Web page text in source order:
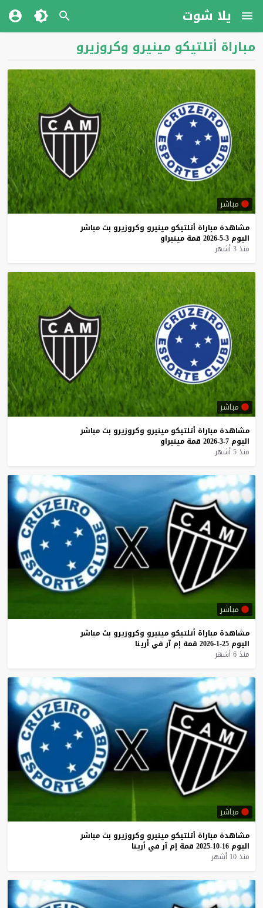
يلا شوت
مباراة أتلتيكو مينيرو وكروزيرو
مباشر
مشاهدة مباراة أتلتيكو مينيرو وكروزيرو بث مباشر
اليوم 3-5-2026 قمة مينيراو
منذ 3 أشهر
مباشر
مشاهدة مباراة أتلتيكو مينيرو وكروزيرو بث مباشر
اليوم 7-3-2026 قمة مينيراو
منذ 5 أشهر
مباشر
مشاهدة مباراة أتلتيكو مينيرو وكروزيرو بث مباشر
اليوم 25-1-2026 قمة إم آر في أرينا
منذ 6 أشهر
مباشر
مشاهدة مباراة أتلتيكو مينيرو وكروزيرو بث مباشر
اليوم 16-10-2025 قمة إم آر في أرينا
منذ 10 أشهر